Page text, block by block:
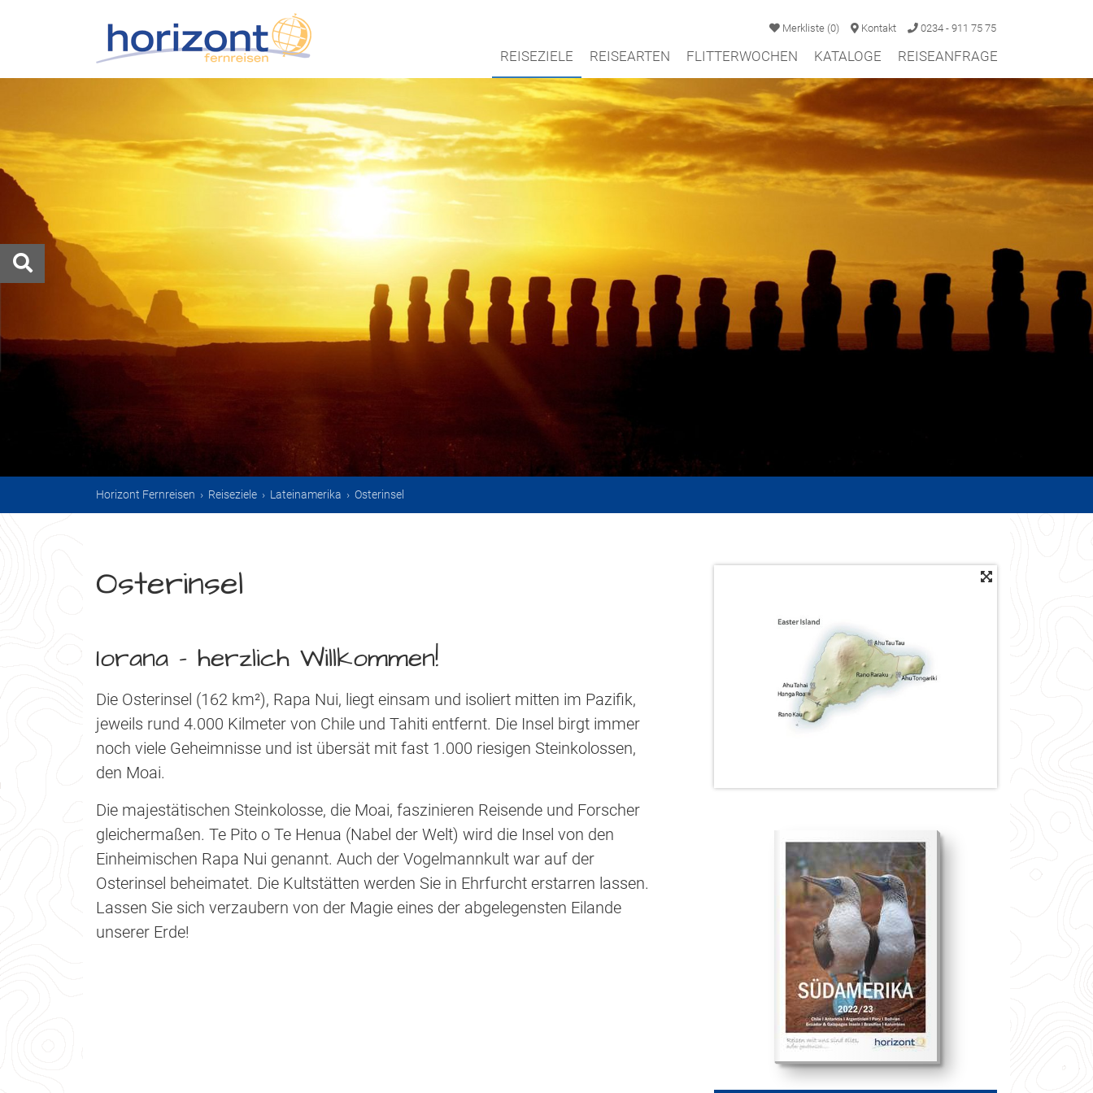
Merkliste (0) Kontakt 0234 - 911 75 75
REISEZIELE REISEARTEN FLITTERWOCHEN KATALOGE REISEANFRAGE
Horizont Fernreisen › Reiseziele › Lateinamerika › Osterinsel
Osterinsel
Iorana – herzlich Willkommen!
Die Osterinsel (162 km²), Rapa Nui, liegt einsam und isoliert mitten im Pazifik,
jeweils rund 4.000 Kilmeter von Chile und Tahiti entfernt. Die Insel birgt immer
noch viele Geheimnisse und ist übersät mit fast 1.000 riesigen Steinkolossen,
den Moai.
Die majestätischen Steinkolosse, die Moai, faszinieren Reisende und Forscher
gleichermaßen. Te Pito o Te Henua (Nabel der Welt) wird die Insel von den
Einheimischen Rapa Nui genannt. Auch der Vogelmannkult war auf der
Osterinsel beheimatet. Die Kultstätten werden Sie in Ehrfurcht erstarren lassen.
Lassen Sie sich verzaubern von der Magie eines der abgelegensten Eilande
unserer Erde!